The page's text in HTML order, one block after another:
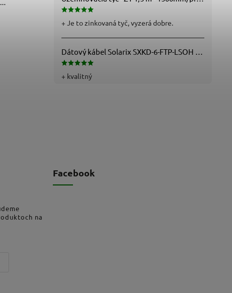
+ Je to zinkovaná tyč, vyzerá dobre.
+ kvalitný
svietidlo Becca 2111 -
chrómová - biela
svietidlo Levon 2114 -
na
Facebook